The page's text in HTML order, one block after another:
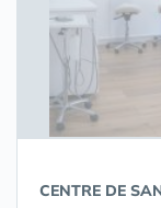
CENTRE DE